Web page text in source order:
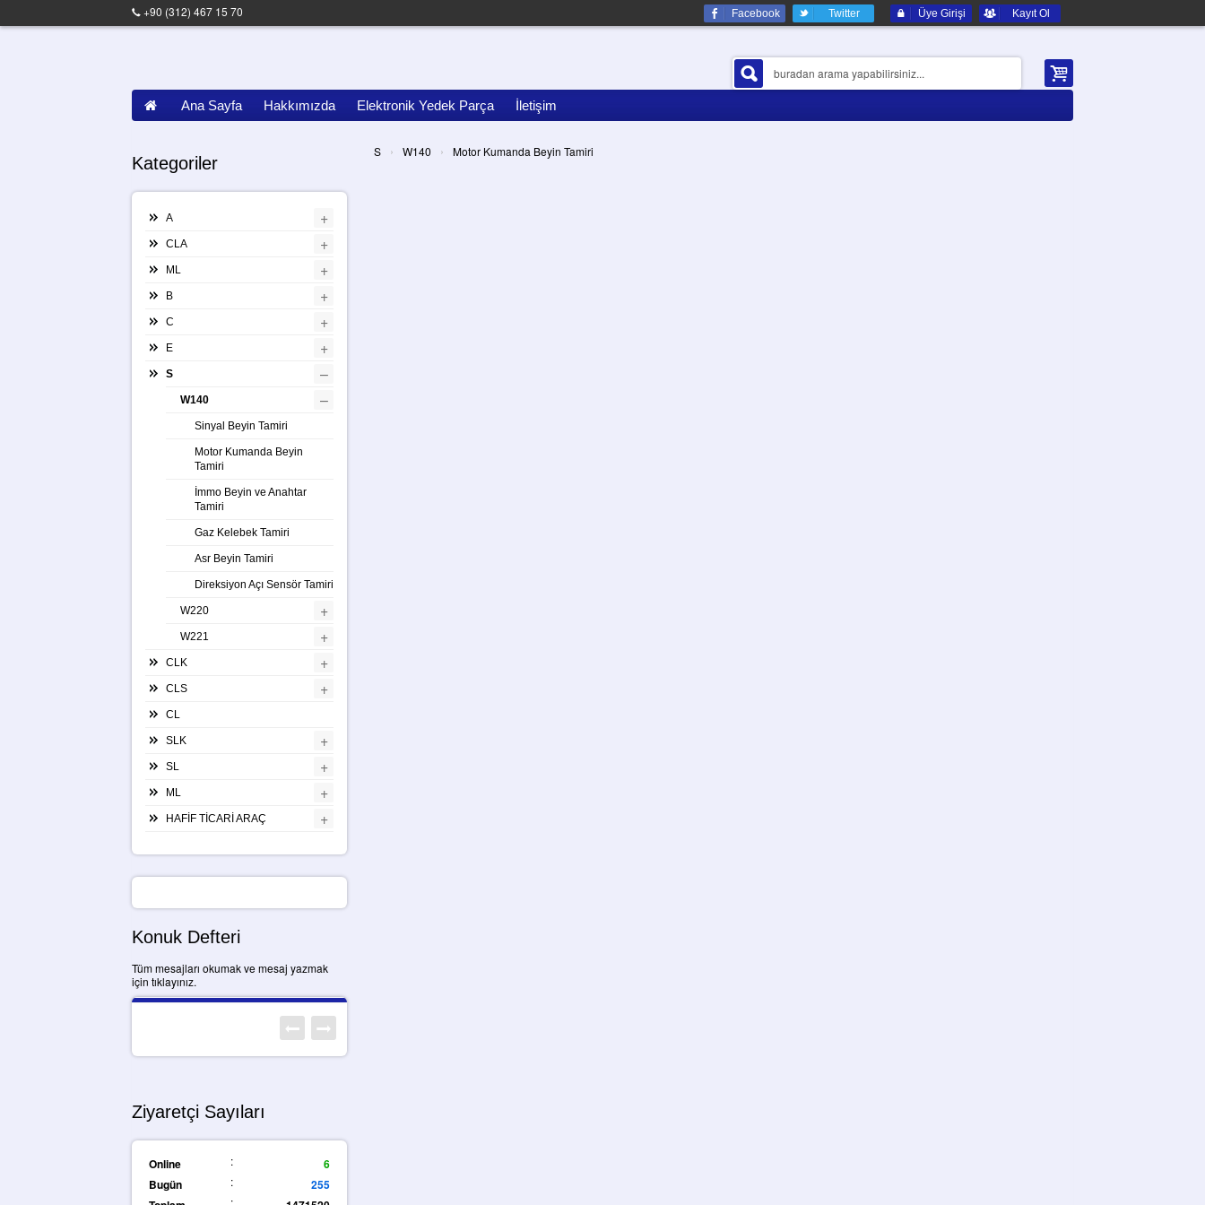
+90 (312) 467 15 70 Facebook Twitter Üye Girişi Kayıt Ol
Ana Sayfa Hakkımızda Elektronik Yedek Parça İletişim
S › W140 › Motor Kumanda Beyin Tamiri
Kategoriler
A +
CLA +
ML +
B +
C +
E +
S –
W140 –
Sinyal Beyin Tamiri
Motor Kumanda Beyin
Tamiri
İmmo Beyin ve Anahtar
Tamiri
Gaz Kelebek Tamiri
Asr Beyin Tamiri
Direksiyon Açı Sensör Tamiri
W220 +
W221 +
CLK +
CLS +
CL
SLK +
SL +
ML +
HAFİF TİCARİ ARAÇ +
Konuk Defteri
Tüm mesajları okumak ve mesaj yazmak
için tıklayınız.
Ziyaretçi Sayıları
Online :
6
Bugün
:
255
: